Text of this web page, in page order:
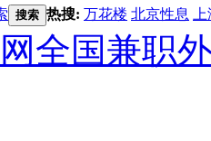
搜索 热搜: 万花楼 北京性息
全国兼职